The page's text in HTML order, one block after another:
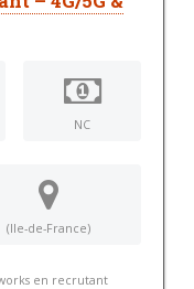
NC
(Ile-de-France)
en recrutant